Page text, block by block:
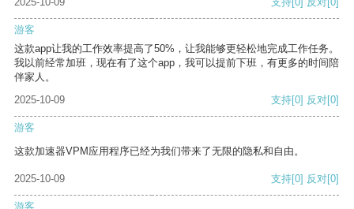
游客
这款app让我的工作效率提高了50%，让我能够更轻松地完成工作任务。
我以前经常加班，现在有了这个app，我可以提前下班，有更多的时间陪
伴家人。
2025-10-09
支持[0] 反对[0]
游客
这款加速器VPM应用程序已经为我们带来了无限的隐私和自由。
2025-10-09 支持[0] 反对[0]
游客